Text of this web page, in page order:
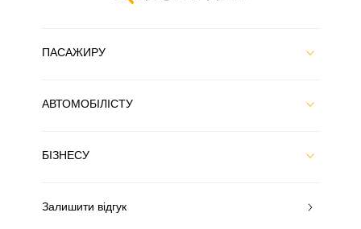
ПАСАЖИРУ
АВТОМОБІЛІСТУ
БІЗНЕСУ
Залишити відгук